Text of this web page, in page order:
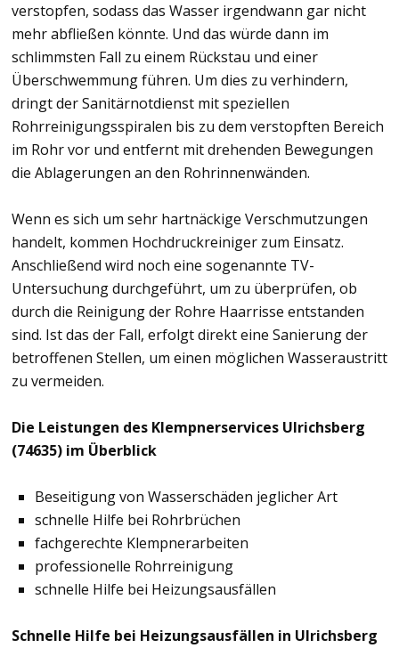
verstopfen, sodass das Wasser irgendwann gar nicht
mehr abfließen könnte. Und das würde dann im
schlimmsten Fall zu einem Rückstau und einer
Überschwemmung führen. Um dies zu verhindern,
dringt der Sanitärnotdienst mit speziellen
Rohrreinigungsspiralen bis zu dem verstopften Bereich
im Rohr vor und entfernt mit drehenden Bewegungen
die Ablagerungen an den Rohrinnenwänden.
Wenn es sich um sehr hartnäckige Verschmutzungen
handelt, kommen Hochdruckreiniger zum Einsatz.
Anschließend wird noch eine sogenannte TV-
Untersuchung durchgeführt, um zu überprüfen, ob
durch die Reinigung der Rohre Haarrisse entstanden
sind. Ist das der Fall, erfolgt direkt eine Sanierung der
betroffenen Stellen, um einen möglichen Wasseraustritt
zu vermeiden.
Die Leistungen des Klempnerservices Ulrichsberg
(74635) im Überblick
Beseitigung von Wasserschäden jeglicher Art
schnelle Hilfe bei Rohrbrüchen
fachgerechte Klempnerarbeiten
professionelle Rohrreinigung
schnelle Hilfe bei Heizungsausfällen
Schnelle Hilfe bei Heizungsausfällen in Ulrichsberg